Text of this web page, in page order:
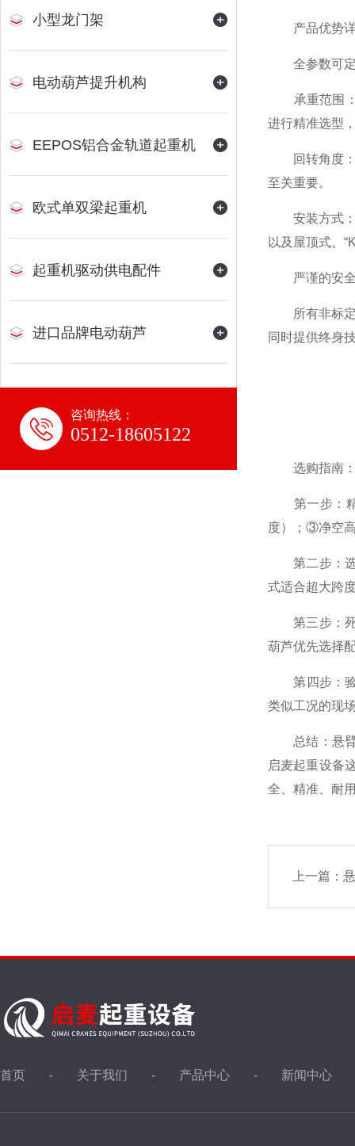
小型龙门架
电动葫芦提升机构
EEPOS铝合金轨道起重机
欧式单双梁起重机
起重机驱动供电配件
进口品牌电动葫芦
咨询热线：
0512-18605122
产品优势
全参数可定
承重范围：
进行精准选型
回转角度：
至关重要。
安装方式：
以及屋顶式。
严谨的安
所有非标定
同时提供终身
选购指南：
第一步：精
度）；③净空
第二步：选
式适合超大跨
第三步：死
葫芦优先选择
第四步：验
类似工况的现
总结：悬臂
启麦起重设备
全、精准、耐
上一篇：
首页 关于我们 产品中心 新闻中心